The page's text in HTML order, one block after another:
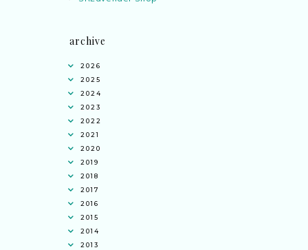
archive
2026
2025
2024
2023
2022
2021
2020
2019
2018
2017
2016
2015
2014
2013